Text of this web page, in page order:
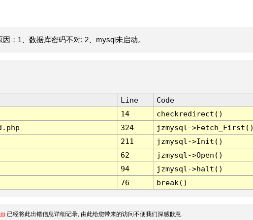
：1、数据库密码不对; 2、mysql未启动。
Line
Code
14
checkredirect()
324
jzmysql-
211
jzmysql->Init()
62
jzmysql->Open()
94
jzmysql->halt()
76 break()
已经将此出错信息详细记录, 由此给您带来的访问不便我们深感歉意.